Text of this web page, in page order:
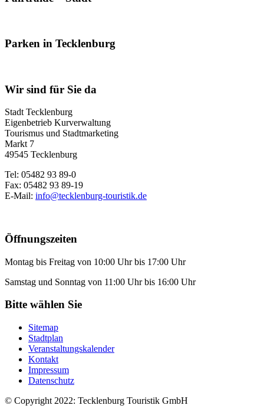
Parken in Tecklenburg
Wir sind für Sie da
Stadt Tecklenburg
Eigenbetrieb Kurverwaltung
Tourismus und Stadtmarketing
Markt 7
49545 Tecklenburg
Tel: 05482 93 89-0
Fax: 05482 93 89-19
E-Mail: info@tecklenburg-touristik.de
Öffnungszeiten
Montag bis Freitag von 10:00 Uhr bis 17:00 Uhr
Samstag und Sonntag von 11:00 Uhr bis 16:00 Uhr
Bitte wählen Sie
Sitemap
Stadtplan
Veranstaltungskalender
Kontakt
Impressum
Datenschutz
© Copyright 2022: Tecklenburg Touristik GmbH